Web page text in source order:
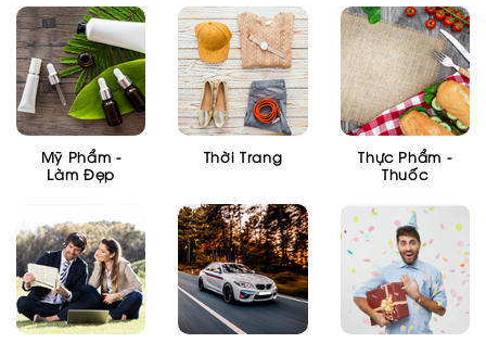
Mỹ Phẩm -
Làm Đẹp
Thời Trang
Thực Phẩm -
Thuốc